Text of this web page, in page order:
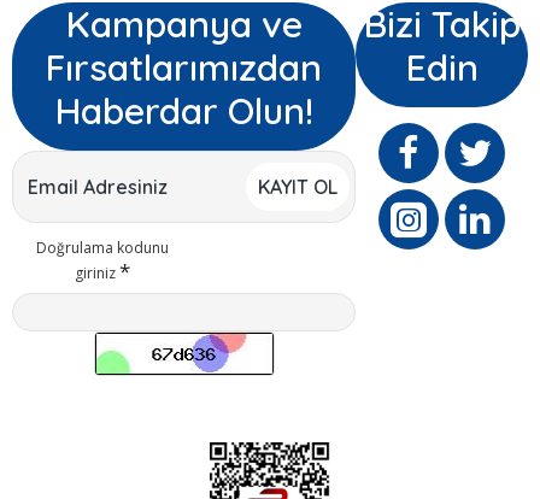
Kampanya ve
Fırsatlarımızdan
Haberdar Olun!
KAYIT OL
Doğrulama kodunu
giriniz
Bizi Takip
Edin